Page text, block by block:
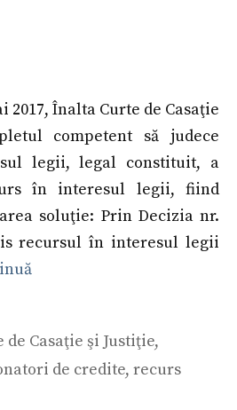
2017, Înalta Curte de Casaţie
competent să judece
legii, legal constituit, a
în interesul legii, fiind
soluţie: Prin Decizia nr.
recursul în interesul legii
Casaţie şi Justiţie,
de credite, recurs